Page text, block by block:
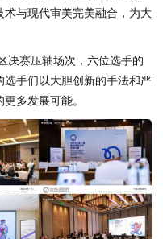
与现代审美完美融合，为大
决赛压轴场次，六位选手的
手们以大胆创新的手法和严
多发展可能。